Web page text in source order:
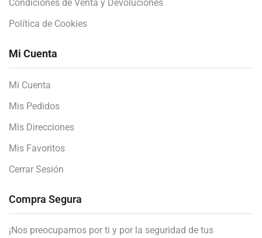
Condiciones de Venta y Devoluciones
Política de Cookies
Mi Cuenta
Mi Cuenta
Mis Pedidos
Mis Direcciones
Mis Favoritos
Cerrar Sesión
Compra Segura
¡Nos preocupamos por ti y por la seguridad de tus